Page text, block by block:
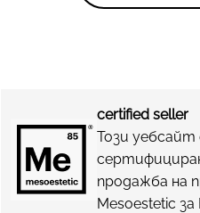
certified seller
Този
продажба на
Mesoestetic за